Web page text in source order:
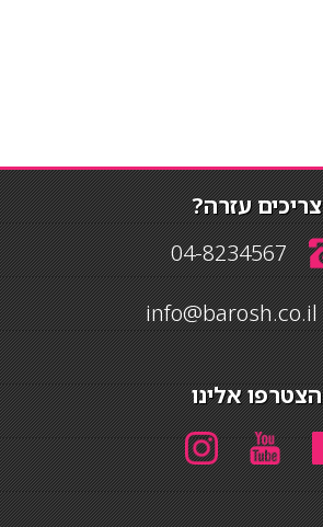
צריכים עזרה?
04-8234567
info@barosh.co.il
הצטרפו אלינו